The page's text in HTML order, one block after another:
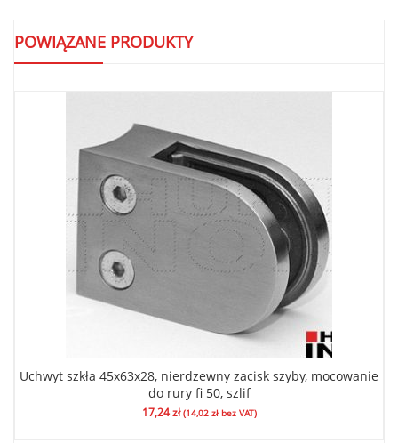
POWIĄZANE PRODUKTY
Uchwyt szkła 45x63x28, nierdzewny zacisk szyby, mocowanie
do rury fi 50, szlif
17,24zł (14,02 złbez VAT)